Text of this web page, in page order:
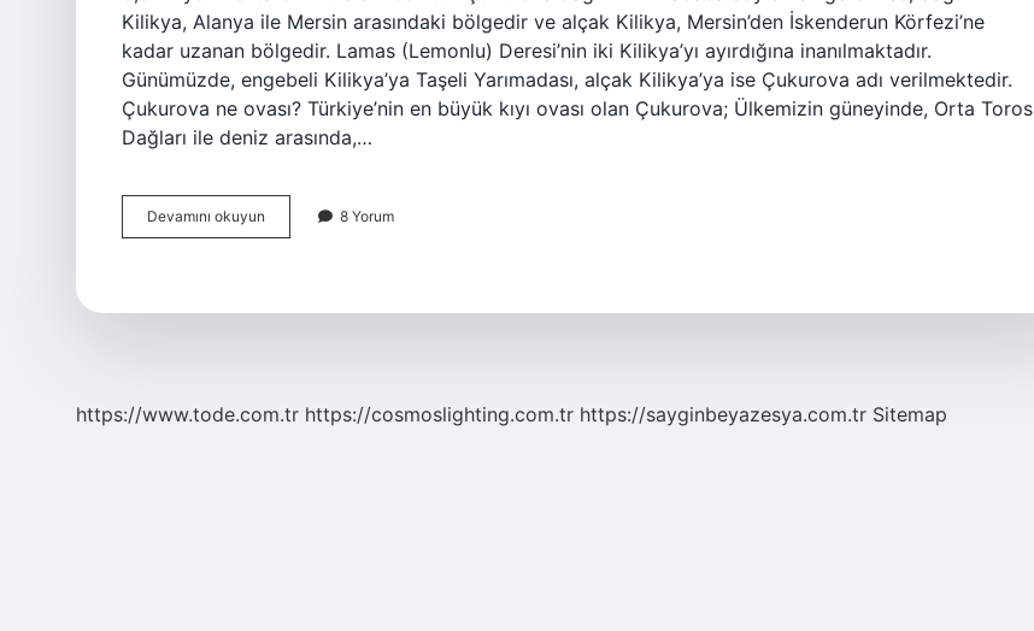
Kilikya, Alanya ile Mersin arasındaki bölgedir ve alçak Kilikya, Mersin’den İskenderun Körfezi’ne
kadar uzanan bölgedir. Lamas (Lemonlu) Deresi’nin iki Kilikya’yı ayırdığına inanılmaktadır.
Günümüzde, engebeli Kilikya’ya Taşeli Yarımadası, alçak Kilikya’ya ise Çukurova adı verilmektedir.
Çukurova ne ovası? Türkiye’nin en büyük kıyı ovası olan Çukurova; Ülkemizin güneyinde, Orta Toros
Dağları ile deniz arasında,…
Devamını okuyun Çukurova
Doğal
8 Yorum
https://www.tode.com.tr https://cosmoslighting.com.tr https://sayginbeyazesya.com.tr Sitemap